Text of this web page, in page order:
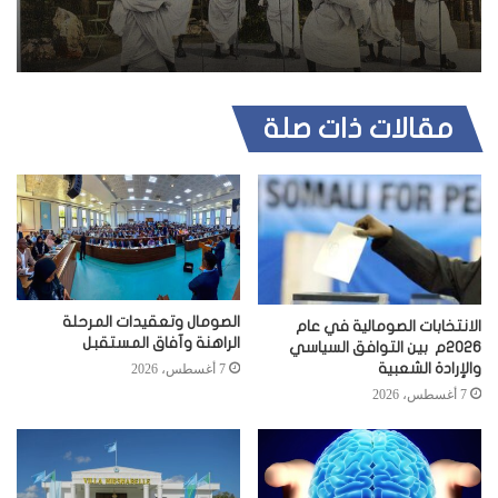
مقالات ذات صلة
الانتخابات الصومالية في عام
2026م بين التوافق السياسي
والإرادة الشعبية
7 أغسطس، 2026
الصومال وتعقيدات المرحلة
الراهنة وآفاق المستقبل
7 أغسطس، 2026